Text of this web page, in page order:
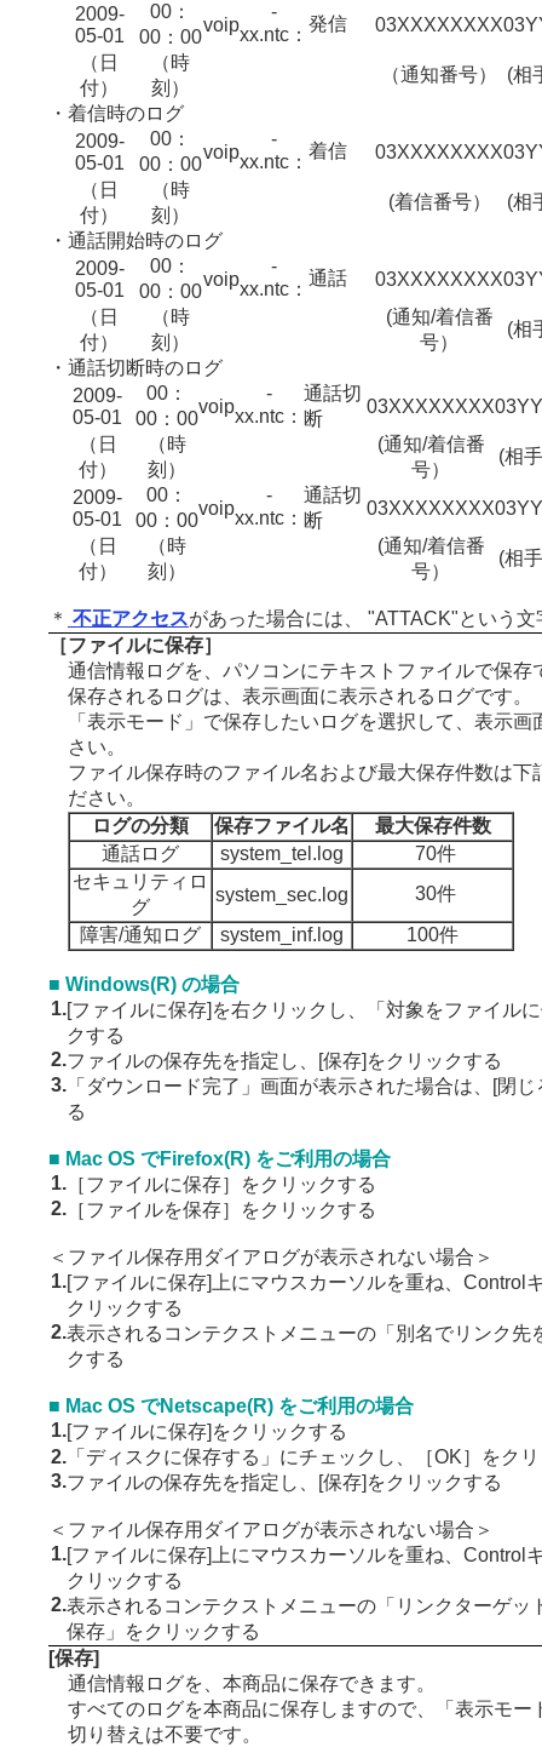
2009-
05-01
00：
00：00
voip
-
xx.ntc：
発信 03XXXXXXXX
（日
付）
（時
刻）
（通知番号）
(相
・ 着信時のログ
2009-
05-01
00：
00：00
voip
-
xx.ntc：
着信 03XXXXXXXX
（日
付）
（時
刻）
(着信番号）
(相
・ 通話開始時のログ
2009-
05-01
00：
00：00
voip
-
xx.ntc：
通話 03XXXXXXXX
（日
付）
（時
刻）
(通知/着信番
号）
(相
・ 通話切断時のログ
2009-
05-01
00：
00：00
voip
-
xx.ntc：
通話切
断
03XXXXXXXX
（日
付）
（時
刻）
(通知/着信番
号）
(相
2009-
05-01
00：
00：00
voip
-
xx.ntc：
通話切
断
03XXXXXXXX
（日
付）
（時
刻）
(通知/着信番
号）
(相
＊ 不正アクセスがあった場合には、 "ATTACK"という
［ファイルに保存］
通信情報ログを、パソコンにテキストファイルで保存
保存されるログは、表示画面に表示されるログです。
「表示モード」で保存したいログを選択して、表示
さい。
ファイル保存時のファイル名および最大保存件数は下
ださい。
ログの分類
保存ファイル名
最大保存件数
通話ログ
system_tel.log
70件
セキュリティロ
グ
system_sec.log
30件
障害/通知ログ
system_inf.log 100件
■ Windows(R) の場合
1. [ファイルに保存]を右クリックし、「対象をファイル
クする
2.ファイルの保存先を指定し、[保存]をクリックする
3. 「ダウンロード完了」画面が表示された場合は、[閉
る
■ Mac OS でFirefox(R) をご利用の場合
1. ［ファイルに保存］をクリックする
2. ［ファイルを保存］をクリックする
＜ファイル保存用ダイアログが表示されない場合＞
1. [ファイルに保存]上にマウスカーソルを重ね、Control
クリックする
2.表示されるコンテクストメニューの「別名でリンク先
クする
■ Mac OS でNetscape(R) をご利用の場合
1. [ファイルに保存]をクリックする
2. 「ディスクに保存する」にチェックし、［OK］をク
3.ファイルの保存先を指定し、[保存]をクリックする
＜ファイル保存用ダイアログが表示されない場合＞
1. [ファイルに保存]上にマウスカーソルを重ね、Control
クリックする
2.表示されるコンテクストメニューの「リンクターゲッ
保存」をクリックする
[保存]
通信情報ログを、本商品に保存できます。
すべてのログを本商品に保存しますので、「表示モー
切り替えは不要です。